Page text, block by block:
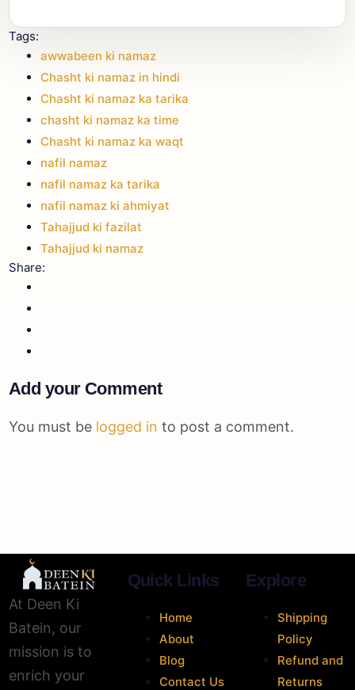
Tags:
awwabeen ki namaz
Chasht ki namaz in hindi
Chasht ki namaz ka tarika
chasht ki namaz ka time
Chasht ki namaz ka waqt
nafil namaz
nafil namaz ka tarika
nafil namaz ki ahmiyat
Tahajjud ki fazilat
Tahajjud ki namaz
Share:
Add your Comment
You must be logged in to post a comment.
At Deen Ki
Batein, our
mission is to
enrich your
Quick Links
Home
About
Blog
Contact Us
Explore
Shipping
Policy
Refund and
Returns